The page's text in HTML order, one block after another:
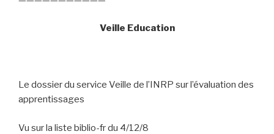
Veille Education
Le dossier du service Veille de l’INRP sur l’évaluation des
apprentissages
Vu sur la liste biblio-fr du 4/12/8